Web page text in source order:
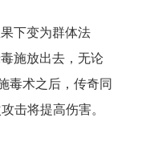
下变为群体法
施放出去，无论
毒术之后，传奇同
将提高伤害。